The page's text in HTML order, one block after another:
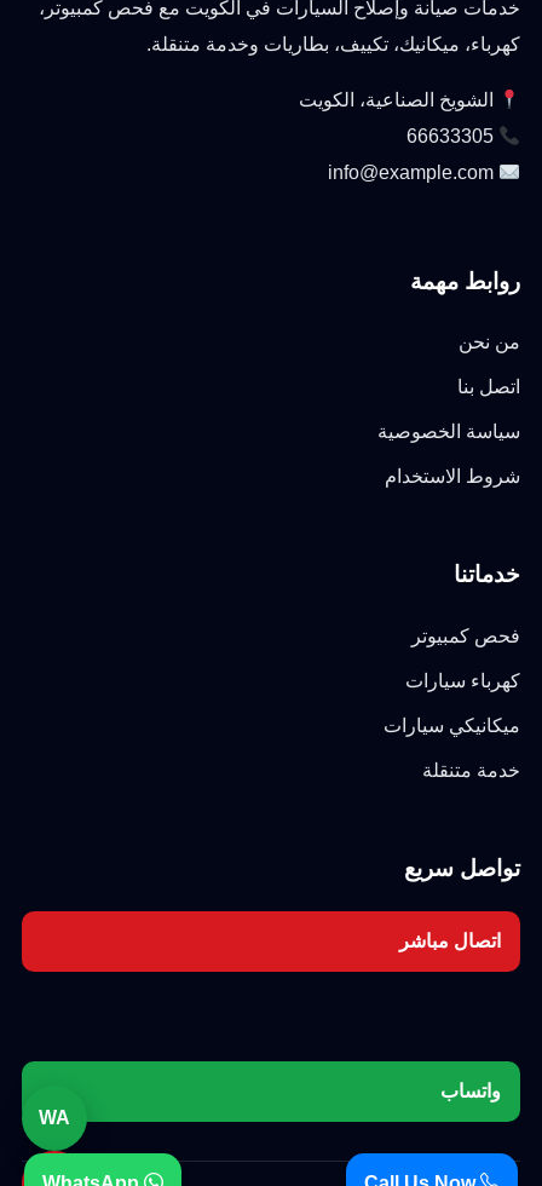
خدمات صيانة وإصلاح السيارات في الكويت مع فحص كمبيوتر،
كهرباء، ميكانيك، تكييف، بطاريات وخدمة متنقلة.
الشويخ الصناعية، الكويت
66633305
info@example.com
روابط مهمة
من نحن
اتصل بنا
سياسة الخصوصية
شروط الاستخدام
خدماتنا
فحص كمبيوتر
كهرباء سيارات
ميكانيكي سيارات
خدمة متنقلة
تواصل سريع
اتصال مباشر
واتساب
WA